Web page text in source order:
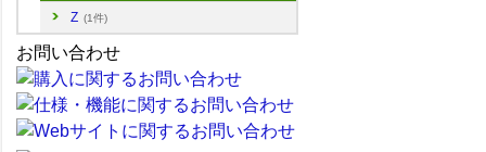
Z (1件)
お問い合わせ